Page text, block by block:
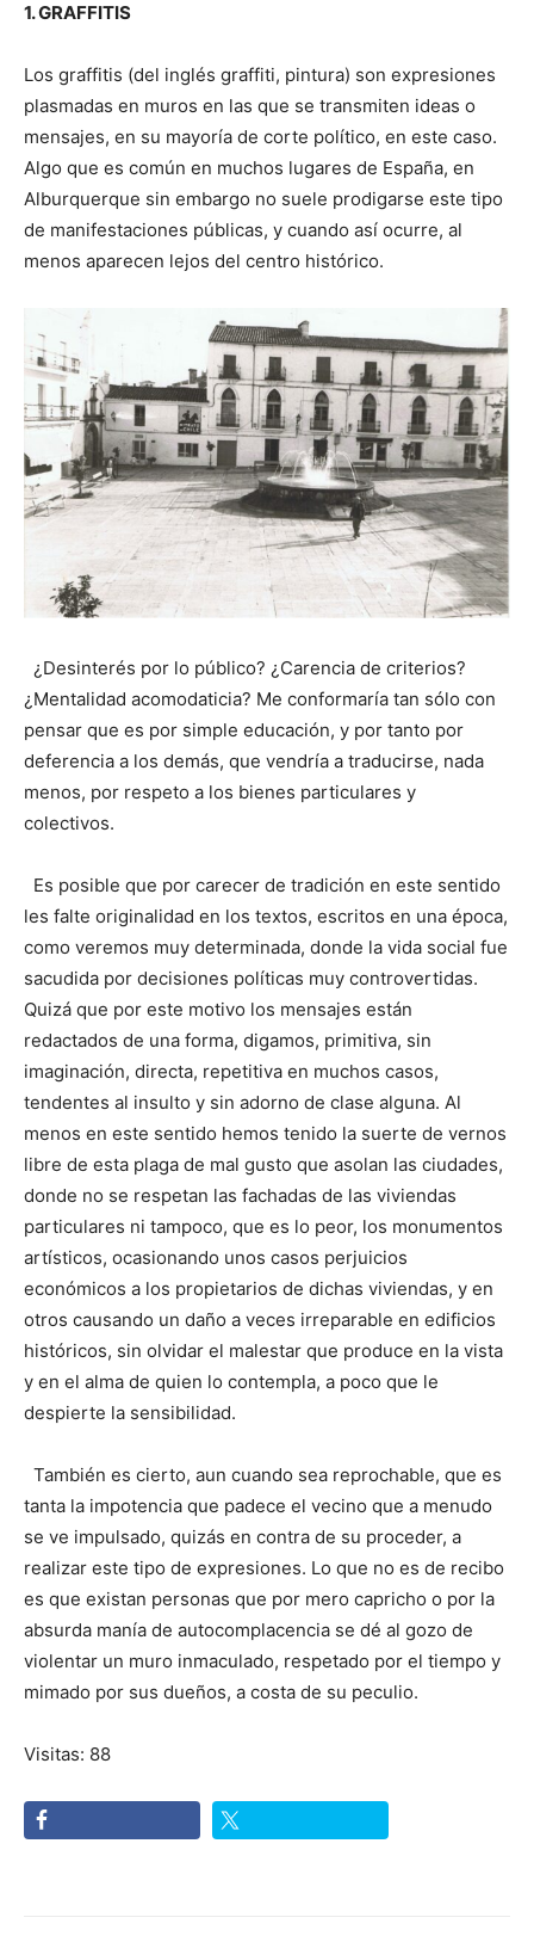
1. GRAFFITIS
Los graffitis (del inglés graffiti, pintura) son expresiones
plasmadas en muros en las que se transmiten ideas o
mensajes, en su mayoría de corte político, en este caso.
Algo que es común en muchos lugares de España, en
Alburquerque sin embargo no suele prodigarse este tipo
de manifestaciones públicas, y cuando así ocurre, al
menos aparecen lejos del centro histórico.
¿Desinterés por lo público? ¿Carencia de criterios?
¿Mentalidad acomodaticia? Me conformaría tan sólo con
pensar que es por simple educación, y por tanto por
deferencia a los demás, que vendría a traducirse, nada
menos, por respeto a los bienes particulares y
colectivos.
Es posible que por carecer de tradición en este sentido
les falte originalidad en los textos, escritos en una época,
como veremos muy determinada, donde la vida social fue
sacudida por decisiones políticas muy controvertidas.
Quizá que por este motivo los mensajes están
redactados de una forma, digamos, primitiva, sin
imaginación, directa, repetitiva en muchos casos,
tendentes al insulto y sin adorno de clase alguna. Al
menos en este sentido hemos tenido la suerte de vernos
libre de esta plaga de mal gusto que asolan las ciudades,
donde no se respetan las fachadas de las viviendas
particulares ni tampoco, que es lo peor, los monumentos
artísticos, ocasionando unos casos perjuicios
económicos a los propietarios de dichas viviendas, y en
otros causando un daño a veces irreparable en edificios
históricos, sin olvidar el malestar que produce en la vista
y en el alma de quien lo contempla, a poco que le
despierte la sensibilidad.
También es cierto, aun cuando sea reprochable, que es
tanta la impotencia que padece el vecino que a menudo
se ve impulsado, quizás en contra de su proceder, a
realizar este tipo de expresiones. Lo que no es de recibo
es que existan personas que por mero capricho o por la
absurda manía de autocomplacencia se dé al gozo de
violentar un muro inmaculado, respetado por el tiempo y
mimado por sus dueños, a costa de su peculio.
Visitas: 88